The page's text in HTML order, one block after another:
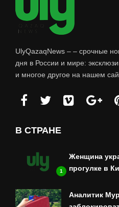
UlyQazaqNews – – срочные
дня в России и мире:
и многое другое на нашем
В СТРАНЕ
1
Женщина
прогулке в
Аналитик